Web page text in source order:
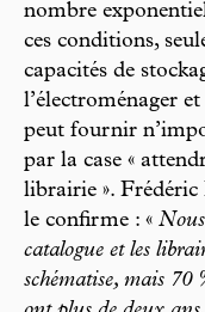
nombre
ces conditions,
capacités de
l’électroménager
peut fournir
par la case «
librairie ».
le confirme : «
catalogue et les
schématise, mais 70